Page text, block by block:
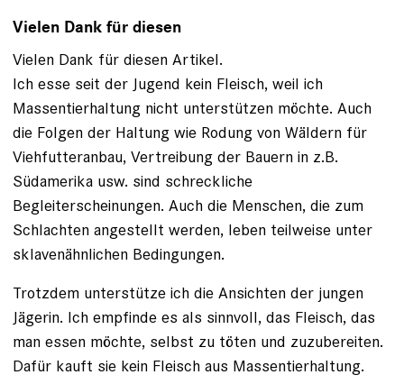
Vielen Dank für diesen
Vielen Dank für diesen Artikel.
Ich esse seit der Jugend kein Fleisch, weil ich
Massentierhaltung nicht unterstützen möchte. Auch
die Folgen der Haltung wie Rodung von Wäldern für
Viehfutteranbau, Vertreibung der Bauern in z.B.
Südamerika usw. sind schreckliche
Begleiterscheinungen. Auch die Menschen, die zum
Schlachten angestellt werden, leben teilweise unter
sklavenähnlichen Bedingungen.
Trotzdem unterstütze ich die Ansichten der jungen
Jägerin. Ich empfinde es als sinnvoll, das Fleisch, das
man essen möchte, selbst zu töten und zuzubereiten.
Dafür kauft sie kein Fleisch aus Massentierhaltung.